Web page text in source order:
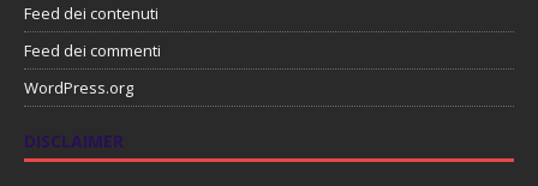
Feed dei contenuti
Feed dei commenti
WordPress.org
DISCLAIMER